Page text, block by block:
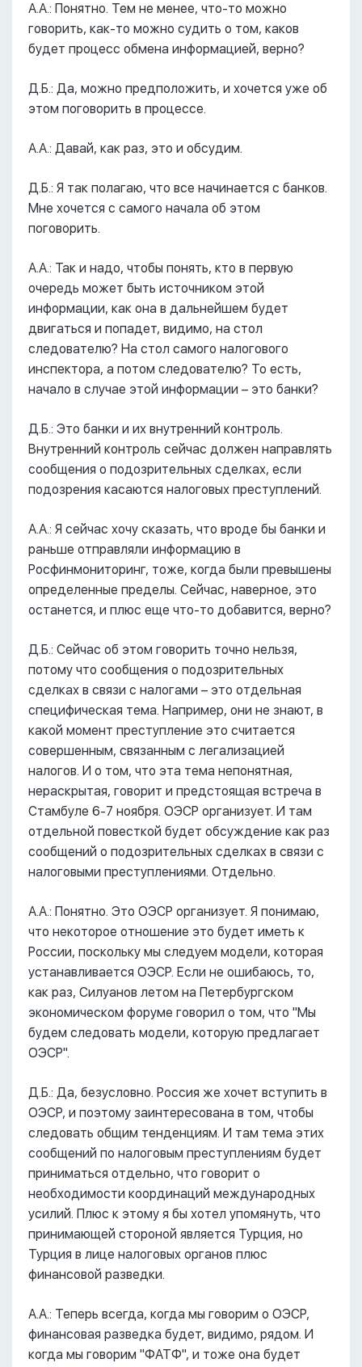
А.А.: Понятно. Тем не менее, что-то можно
говорить, как-то можно судить о том, каков
будет процесс обмена информацией, верно?
Д.Б.: Да, можно предположить, и хочется уже об
этом поговорить в процессе.
А.А.: Давай, как раз, это и обсудим.
Д.Б.: Я так полагаю, что все начинается с банков.
Мне хочется с самого начала об этом
поговорить.
А.А.: Так и надо, чтобы понять, кто в первую
очередь может быть источником этой
информации, как она в дальнейшем будет
двигаться и попадет, видимо, на стол
следователю? На стол самого налогового
инспектора, а потом следователю? То есть,
начало в случае этой информации – это банки?
Д.Б.: Это банки и их внутренний контроль.
Внутренний контроль сейчас должен направлять
сообщения о подозрительных сделках, если
подозрения касаются налоговых преступлений.
А.А.: Я сейчас хочу сказать, что вроде бы банки и
раньше отправляли информацию в
Росфинмониторинг, тоже, когда были превышены
определенные пределы. Сейчас, наверное, это
останется, и плюс еще что-то добавится, верно?
Д.Б.: Сейчас об этом говорить точно нельзя,
потому что сообщения о подозрительных
сделках в связи с налогами – это отдельная
специфическая тема. Например, они не знают, в
какой момент преступление это считается
совершенным, связанным с легализацией
налогов. И о том, что эта тема непонятная,
нераскрытая, говорит и предстоящая встреча в
Стамбуле 6-7 ноября. ОЭСР организует. И там
отдельной повесткой будет обсуждение как раз
сообщений о подозрительных сделках в связи с
налоговыми преступлениями. Отдельно.
А.А.: Понятно. Это ОЭСР организует. Я понимаю,
что некоторое отношение это будет иметь к
России, поскольку мы следуем модели, которая
устанавливается ОЭСР. Если не ошибаюсь, то,
как раз, Силуанов летом на Петербургском
экономическом форуме говорил о том, что "Мы
будем следовать модели, которую предлагает
ОЭСР".
Д.Б.: Да, безусловно. Россия же хочет вступить в
ОЭСР, и поэтому заинтересована в том, чтобы
следовать общим тенденциям. И там тема этих
сообщений по налоговым преступлениям будет
приниматься отдельно, что говорит о
необходимости координаций международных
усилий. Плюс к этому я бы хотел упомянуть, что
принимающей стороной является Турция, но
Турция в лице налоговых органов плюс
финансовой разведки.
А.А.: Теперь всегда, когда мы говорим о ОЭСР,
финансовая разведка будет, видимо, рядом. И
когда мы говорим "ФАТФ", и тоже она будет